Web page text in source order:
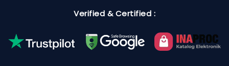
Verified & Certified :